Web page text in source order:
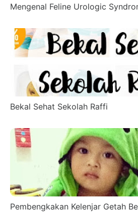
Mengenal Feline Urologic
Bekal Sehat Sekolah Raffi
Pembengkakan Kelenjar Getah